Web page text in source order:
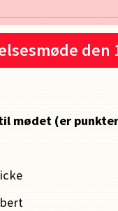
den
mødet (er